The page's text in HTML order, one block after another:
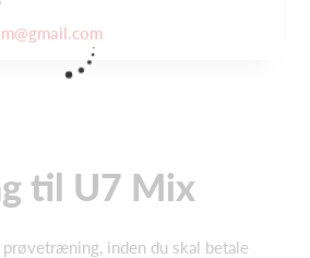
til U7 Mix
inden du skal betale